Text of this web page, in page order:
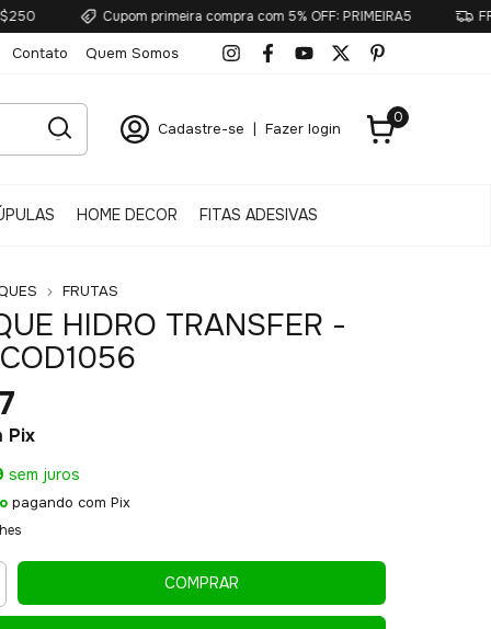
Cupom primeira compra com 5% OFF: PRIMEIRA5 FRETE
Contato Quem Somos
Cadastre-se | Fazer login
0
HOME DECOR FITAS ADESIVAS
FRUTAS
HIDRO TRANSFER -
Pix
sem juros
pagando com Pix